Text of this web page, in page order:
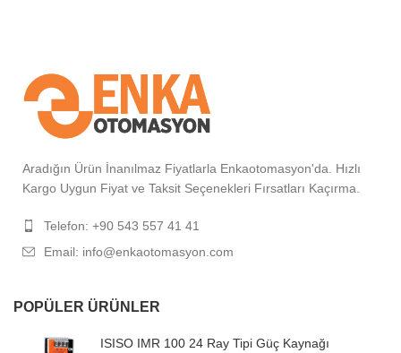
Aradığın Ürün İnanılmaz Fiyatlarla Enkaotomasyon'da. Hızlı
Kargo Uygun Fiyat ve Taksit Seçenekleri Fırsatları Kaçırma.
Telefon: +90 543 557 41 41
Email: info@enkaotomasyon.com
POPÜLER ÜRÜNLER
ISISO IMR 100 24 Ray Tipi Güç Kaynağı